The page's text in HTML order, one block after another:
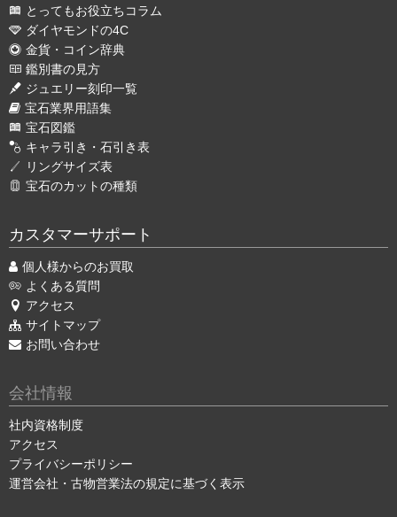
とってもお役立ちコラム
ダイヤモンドの4C
金貨・コイン辞典
鑑別書の見方
ジュエリー刻印一覧
宝石業界用語集
宝石図鑑
キャラ引き・石引き表
リングサイズ表
宝石のカットの種類
カスタマーサポート
個人様からのお買取
よくある質問
アクセス
サイトマップ
お問い合わせ
会社情報
社内資格制度
アクセス
プライバシーポリシー
運営会社・古物営業法の規定に基づく表示